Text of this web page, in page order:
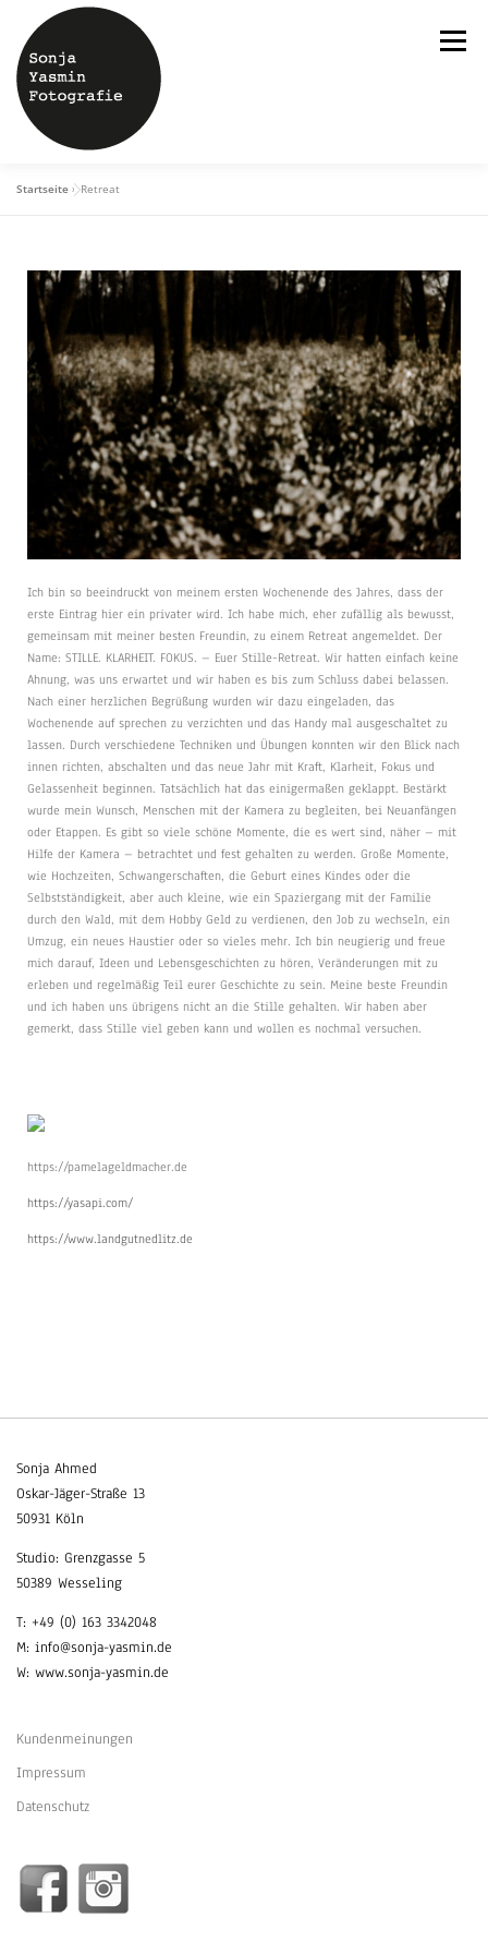
Menü
STUDIO BLOG KONTAKT
Startseite »Retreat
Ich bin so beeindruckt von meinem ersten Wochenende des Jahres, dass der
erste Eintrag hier ein privater wird. Ich habe mich, eher zufällig als bewusst,
gemeinsam mit meiner besten Freundin, zu einem Retreat angemeldet. Der
Name: STILLE. KLARHEIT. FOKUS. – Euer Stille-Retreat. Wir hatten einfach keine
Ahnung, was uns erwartet und wir haben es bis zum Schluss dabei belassen.
Nach einer herzlichen Begrüßung wurden wir dazu eingeladen, das
Wochenende auf sprechen zu verzichten und das Handy mal ausgeschaltet zu
lassen. Durch verschiedene Techniken und Übungen konnten wir den Blick nach
innen richten, abschalten und das neue Jahr mit Kraft, Klarheit, Fokus und
Gelassenheit beginnen. Tatsächlich hat das einigermaßen geklappt. Bestärkt
wurde mein Wunsch, Menschen mit der Kamera zu begleiten, bei Neuanfängen
oder Etappen. Es gibt so viele schöne Momente, die es wert sind, näher – mit
Hilfe der Kamera – betrachtet und fest gehalten zu werden. Große Momente,
wie Hochzeiten, Schwangerschaften, die Geburt eines Kindes oder die
Selbstständigkeit, aber auch kleine, wie ein Spaziergang mit der Familie
durch den Wald, mit dem Hobby Geld zu verdienen, den Job zu wechseln, ein
Umzug, ein neues Haustier oder so vieles mehr. Ich bin neugierig und freue
mich darauf, Ideen und Lebensgeschichten zu hören, Veränderungen mit zu
erleben und regelmäßig Teil eurer Geschichte zu sein. Meine beste Freundin
und ich haben uns übrigens nicht an die Stille gehalten. Wir haben aber
gemerkt, dass Stille viel geben kann und wollen es nochmal versuchen.
https://pamelageldmacher.de
https://yasapi.com/
https://www.landgutnedlitz.de
Sonja Ahmed
Oskar-Jäger-Straße 13
50931 Köln
Studio: Grenzgasse 5
50389 Wesseling
T: +49 (0) 163 3342048
M: info@sonja-yasmin.de
W: www.sonja-yasmin.de
Kundenmeinungen
Impressum
Datenschutz